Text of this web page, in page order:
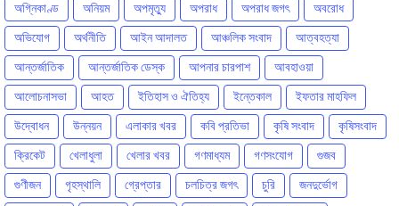
অগ্নিকাণ্ড অনিয়ম অপমৃত্যু অপরাধ অপরাধ জগৎ
অবরোধ
অভিযোগ
অর্থনীতি আইন আদালত আঞ্চলিক সংবাদ
আত্বহত্যা
আন্তর্জাতিক
আন্তর্জাতিক ডেস্ক আপনার চারপাশ
আবহাওয়া
আলোচনাসভা
আহত ইতিহাস ও ঐতিহ্য ইন্তেকাল
ইফতার মাহফিল
উদ্বোধন
উন্নয়ন এলাকার খবর কবি প্রতিভা কৃষি সংবাদ
কৃষিসংবাদ
ক্রিকেট
খেলাধুলা খেলার খবর গণমাধ্যম গণসংযোগ
গুজব
গুণীজন
গৃহস্থালি গ্রেপ্তার চলচিত্র জগৎ চুরি
জনদুর্ভোগ